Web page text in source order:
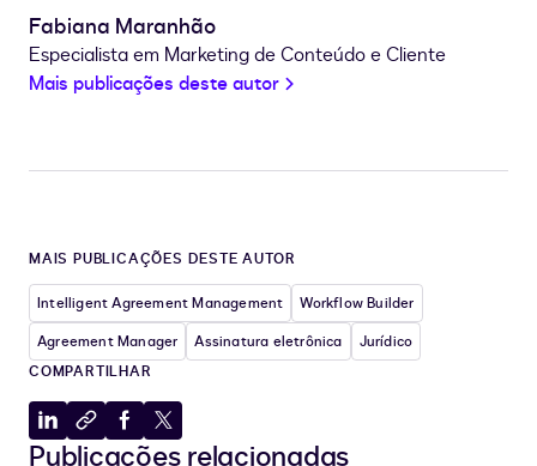
Fabiana Maranhão
Especialista em Marketing de Conteúdo e Cliente
Mais publicações deste autor
MAIS PUBLICAÇÕES DESTE AUTOR
Intelligent Agreement Management
Workflow Builder
Agreement Manager
Assinatura eletrônica
Jurídico
COMPARTILHAR
Compartilhar
no
Copiar
para
Compartilhar
no
Compartilhar
no
Publicações relacionadas